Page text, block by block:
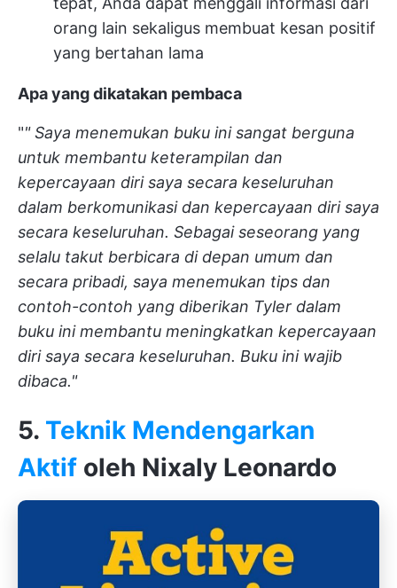
orang lain sekaligus membuat kesan positif
yang bertahan lama
Apa yang dikatakan pembaca
"" Saya menemukan buku ini sangat berguna
untuk membantu keterampilan dan
kepercayaan diri saya secara keseluruhan
dalam berkomunikasi dan kepercayaan diri saya
secara keseluruhan. Sebagai seseorang yang
selalu takut berbicara di depan umum dan
secara pribadi, saya menemukan tips dan
contoh-contoh yang diberikan Tyler dalam
buku ini membantu meningkatkan kepercayaan
diri saya secara keseluruhan. Buku ini wajib
dibaca."
5. Teknik Mendengarkan
Aktif oleh Nixaly Leonardo